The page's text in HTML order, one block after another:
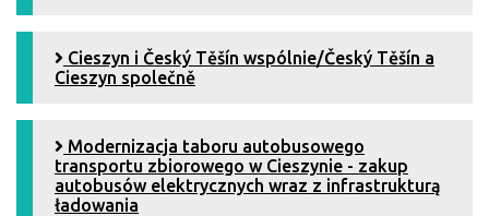
Cieszyn i Český Těšín wspólnie/Český Těšín a
Cieszyn společně
Modernizacja taboru autobusowego
transportu zbiorowego w Cieszynie - zakup
autobusów elektrycznych wraz z infrastrukturą
ładowania